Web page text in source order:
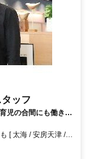
ッフ
児の合間にも働きや
未経験から安心スタ
[ 太海 / 安房天津 /
/ 車 / バイク通勤